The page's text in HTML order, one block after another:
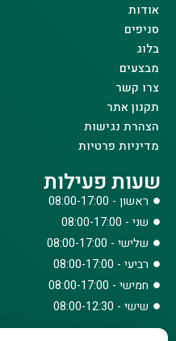
אודות
סניפים
בלוג
מבצעים
צרו קשר
תקנון אתר
הצהרת נגישות
מדיניות פרטיות
שעות פעילות
ראשון - 08:00-17:00
שני - 08:00-17:00
שלישי - 08:00-17:00
רביעי - 08:00-17:00
חמישי - 08:00-17:00
שישי - 08:00-12:30